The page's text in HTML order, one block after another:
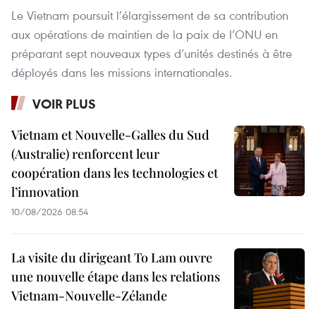
Le Vietnam poursuit l’élargissement de sa contribution
aux opérations de maintien de la paix de l’ONU en
préparant sept nouveaux types d’unités destinés à être
déployés dans les missions internationales.
VOIR PLUS
Vietnam et Nouvelle-Galles du Sud
(Australie) renforcent leur
coopération dans les technologies et
l’innovation
10/08/2026 08:54
La visite du dirigeant To Lam ouvre
une nouvelle étape dans les relations
Vietnam-Nouvelle-Zélande